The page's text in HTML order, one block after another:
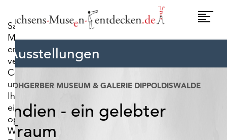
Sachsens-
Museen-
entdecken.de
verwendet
Cookies,
um
Ihnen
ein
optimales
Webseiten-
Ausstellungen
LOHGERBER MUSEUM & GALERIE DIPPOLDISWALDE
Indien - ein gelebter
Traum